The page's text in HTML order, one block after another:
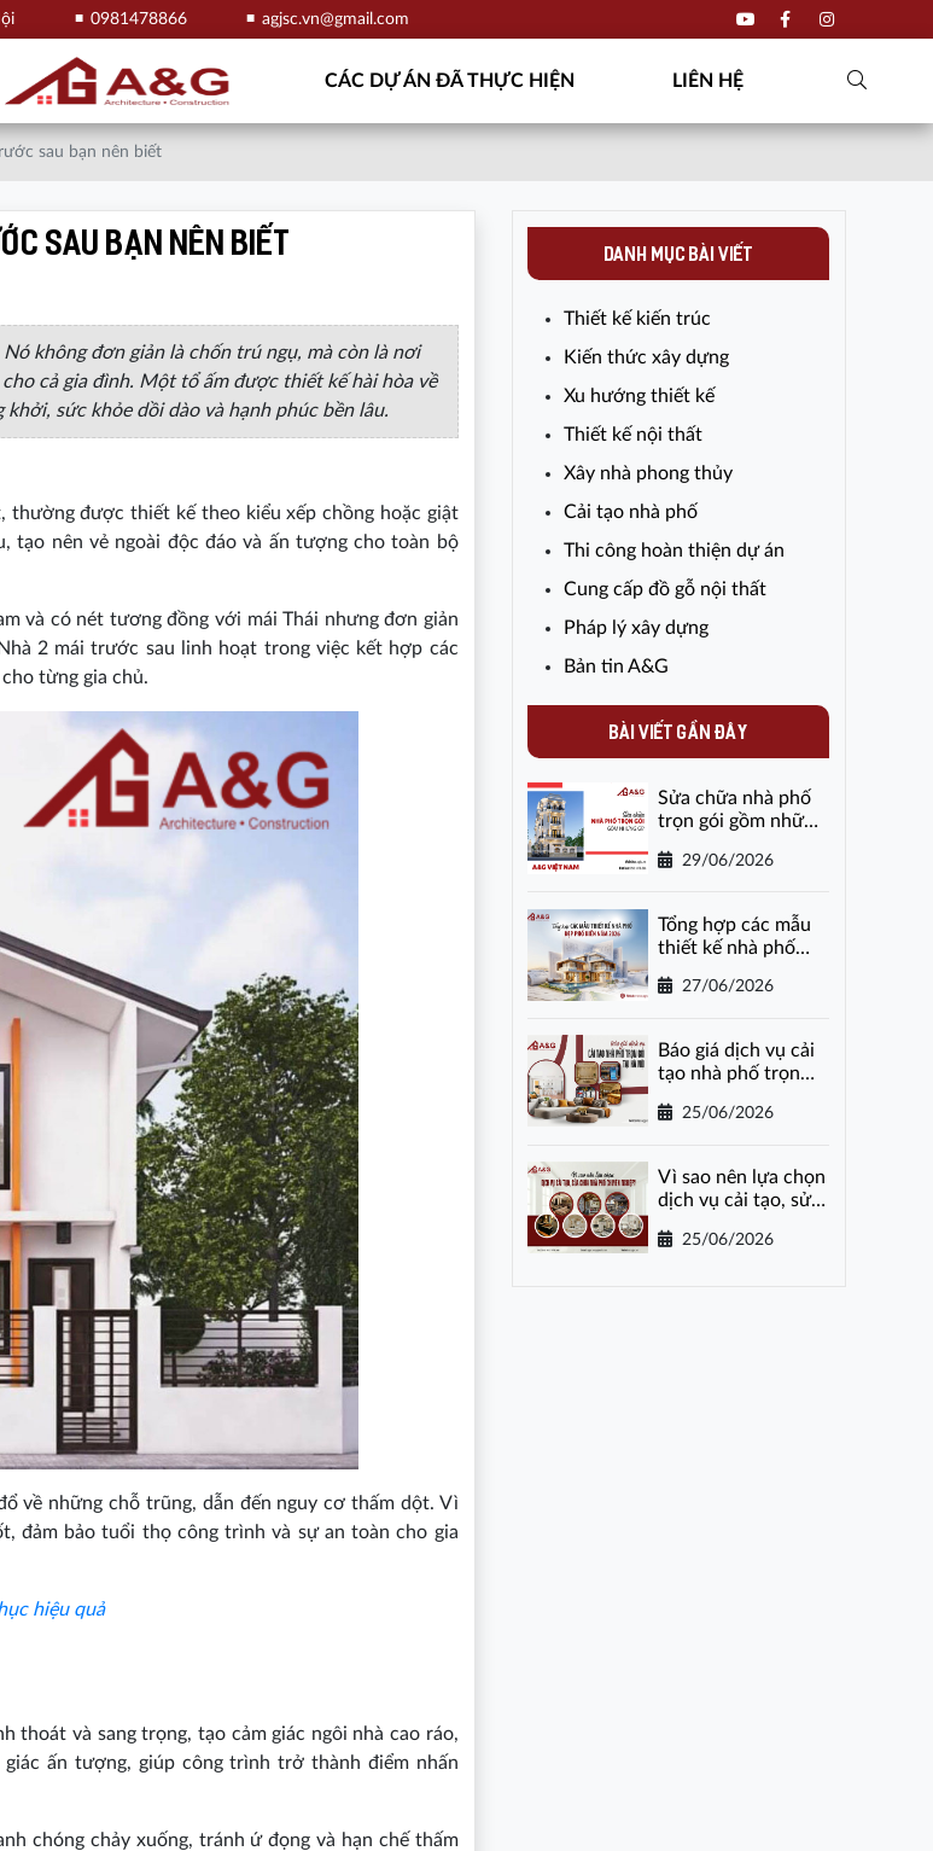
0981478866 agjsc.vn@gmail.com
CÁC DỰ ÁN ĐÃ THỰC HIỆN LIÊN HỆ
sau bạn nên biết
sau bạn nên biết
không đơn giản là chốn trú ngụ, mà còn là nơi
cả gia đình. Một tổ ấm được thiết kế hài hòa về
sức khỏe dồi dào và hạnh phúc bền lâu.
thường được thiết kế theo kiểu xếp chồng hoặc giật
tạo nên vẻ ngoài độc đáo và ấn tượng cho toàn bộ
và có nét tương đồng với mái Thái nhưng đơn giản
2 mái trước sau linh hoạt trong việc kết hợp các
từng gia chủ.
về những chỗ trũng, dẫn đến nguy cơ thấm dột. Vì
đảm bảo tuổi thọ công trình và sự an toàn cho gia
hiệu quả
thoát và sang trọng, tạo cảm giác ngôi nhà cao ráo,
ấn tượng, giúp công trình trở thành điểm nhấn
chóng chảy xuống, tránh ứ đọng và hạn chế thấm
DANH MỤC BÀI VIẾT
Thiết kế kiến trúc
Kiến thức xây dựng
Xu hướng thiết kế
Thiết kế nội thất
Xây nhà phong thủy
Cải tạo nhà phố
Thi công hoàn thiện dự án
Cung cấp đồ gỗ nội thất
Pháp lý xây dựng
Bản tin A&G
BÀI VIẾT GẦN ĐÂY
Sửa chữa nhà phố
trọn gói gồm những
29/06/2026
Tổng hợp các mẫu
thiết kế nhà phố
202627/06/2026
Báo giá dịch vụ cải
tạo nhà phố trọn
25/06/2026
Vì sao nên lựa chọn
dịch vụ cải tạo, sửa
chuyên nghiệp?
25/06/2026